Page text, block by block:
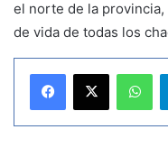
el norte de la provincia,
de vida de todas los